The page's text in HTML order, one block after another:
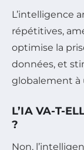
L’intelligence
répétitives,
optimise la
données, et
globalement à
L’IA VA-T-
?
Non,